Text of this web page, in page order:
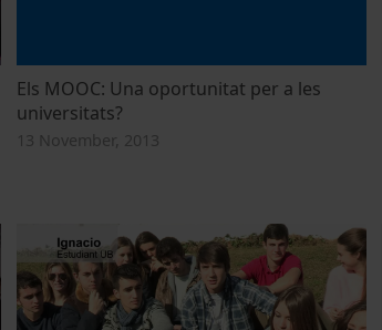
Els MOOC: Una oportunitat per a les
universitats?
13 November, 2013